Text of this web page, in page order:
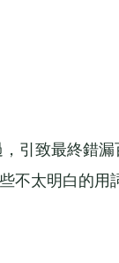
致最終錯漏
不太明白的用